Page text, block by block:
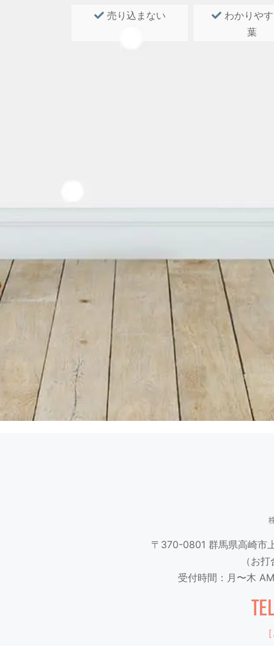
売り込まない
わかりや
葉
〒370-0801 群馬県高崎市
（お
受付時間：月〜木